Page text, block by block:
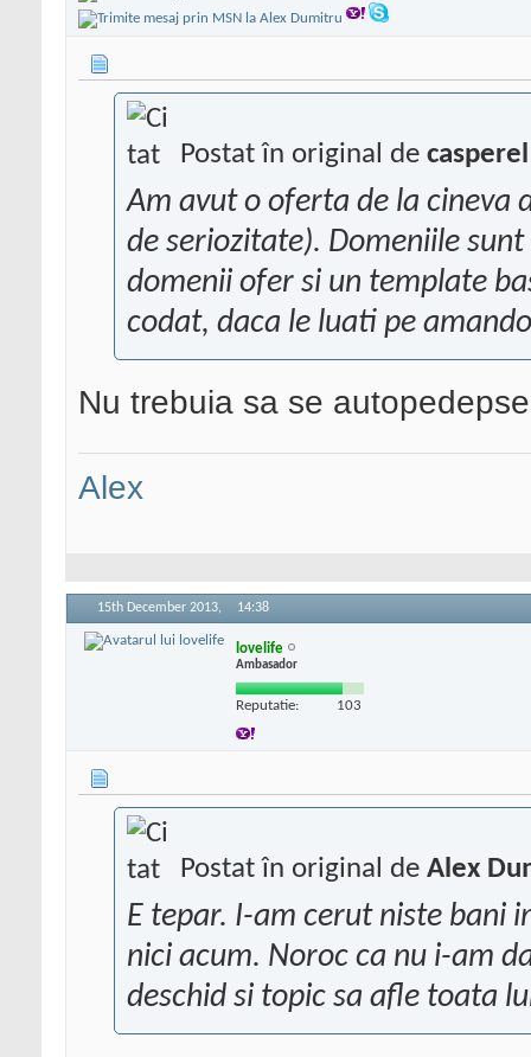
Postat în original de casperel
Am avut o oferta de la cineva
de seriozitate). Domeniile
domenii ofer si un template
codat, daca le luati pe
Nu trebuia sa se
Alex
15th December 2013, 14:38
lovelife
Ambasador
Reputatie: 103
Postat în original de Alex
E tepar. I-am cerut niste bani
nici acum. Noroc ca nu i-am
deschid si topic sa afle toata